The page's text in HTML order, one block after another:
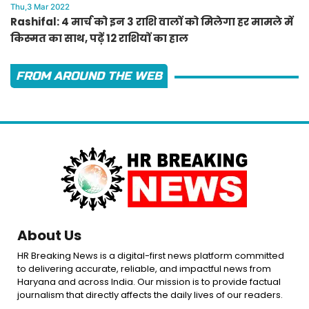
Thu,3 Mar 2022
Rashifal: 4 मार्च को इन 3 राशि वालों को मिलेगा हर मामले में
किस्मत का साथ, पढ़ें 12 राशियों का हाल
FROM AROUND THE WEB
About Us
HR Breaking News is a digital-first news platform committed
to delivering accurate, reliable, and impactful news from
Haryana and across India. Our mission is to provide factual
journalism that directly affects the daily lives of our readers.